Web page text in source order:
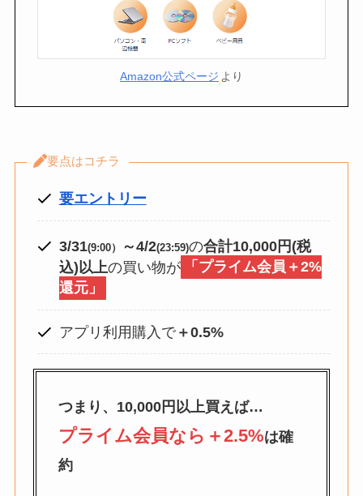
Amazon公式ページ より
要点はコチラ
要エントリー
3/31(9:00） ～4/2(23:59)の合計10,000円(税
込)以上の買い物が
「プライム会員＋2%
還元」
アプリ利用購入で＋0.5%
つまり、10,000円以上買えば…
プライム会員なら＋2.5%は確
約